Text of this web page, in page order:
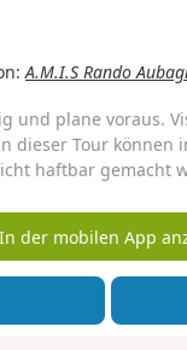
A.M.I.S Rando
und plane voraus.
dieser Tour können
haftbar gemacht
In der mobilen App